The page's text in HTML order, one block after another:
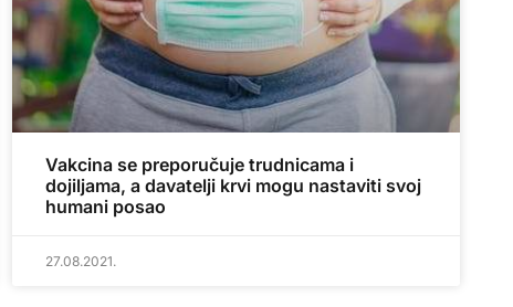
Vakcina se preporučuje trudnicama i
dojiljama, a davatelji krvi mogu nastaviti svoj
humani posao
27.08.2021.